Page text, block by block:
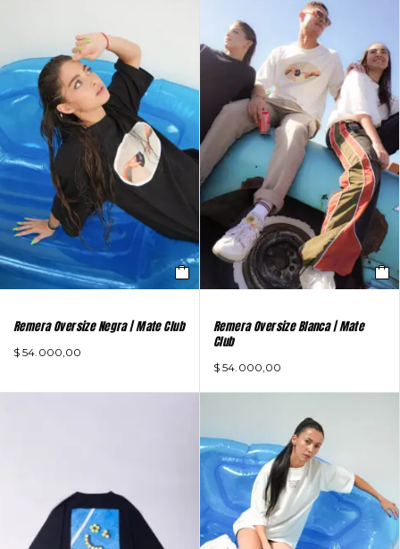
Remera Oversize Negra | Mate Club
$ 54.000,00
Remera Oversize Blanca | Mate
Club
$ 54.000,00